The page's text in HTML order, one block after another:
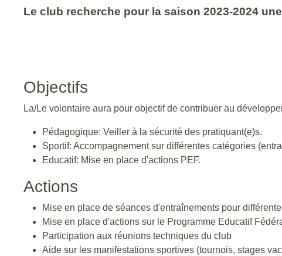
Le club recherche pour la saison 2023-2024
Objectifs
La/Le volontaire aura pour objectif de contribuer au
Pédagogique: Veiller à la sécurité des pratiquant(e)s.
Sportif: Accompagnement sur différentes catégories
Educatif: Mise en place d'actions PEF.
Actions
Mise en place de séances d'entraînements pour
Mise en place d'actions sur le Programme Educatif
Participation aux réunions techniques du club
Aide sur les manifestations sportives (tournois, stages